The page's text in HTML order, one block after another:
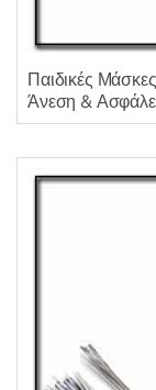
Παιδικές
Άνεση &